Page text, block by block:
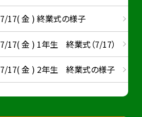
7/17( 金 ) 終業式の様子
7/17( 金 ) 1年生 終業式（7/17）
7/17( 金 ) 2年生 終業式の様子